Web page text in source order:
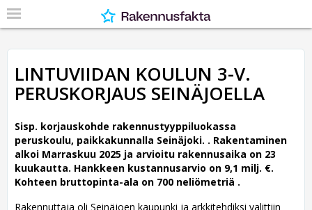
LINTUVIIDAN KOULUN 3-V.
PERUSKORJAUS SEINÄJOELLA
Sisp. korjauskohde rakennustyyppiluokassa
peruskoulu, paikkakunnalla Seinäjoki. . Rakentaminen
alkoi Marraskuu 2025 ja arvioitu rakennusaika on 23
kuukautta. Hankkeen kustannusarvio on 9,1 milj. €.
Kohteen bruttopinta-ala on 700 neliömetriä .
Rakennuttaja oli Seinäjoen kaupunki ja arkkitehdiksi valittiin